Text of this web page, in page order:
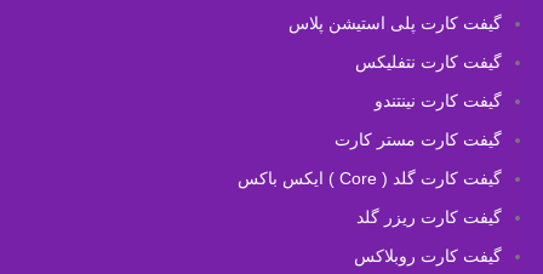
گیفت کارت پلی استیشن پلاس
گیفت کارت نتفلیکس
گیفت کارت نینتندو
گیفت کارت مستر کارت
گیفت کارت گلد ( Core ) ایکس باکس
گیفت کارت ریزر گلد
گیفت کارت روبلاکس